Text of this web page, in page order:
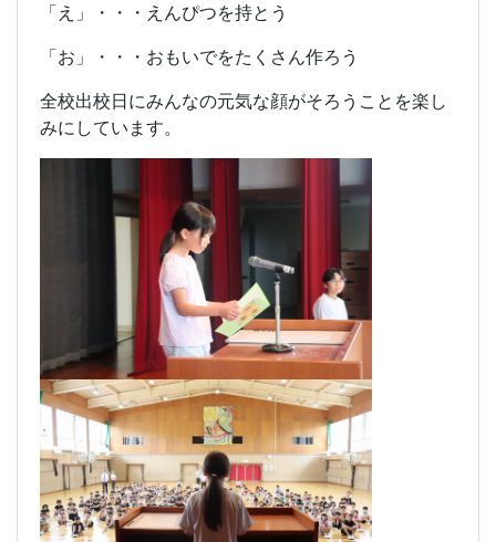
「え」・・・えんぴつを持とう
「お」・・・おもいでをたくさん作ろう
全校出校日にみんなの元気な顔がそろうことを楽し
みにしています。